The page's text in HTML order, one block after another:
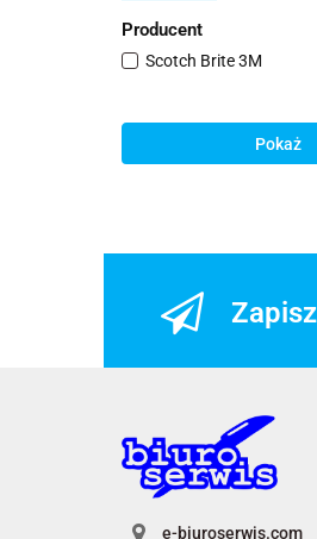
Producent
Scotch Brite 3M
Pokaż
e-biuroserwis.com